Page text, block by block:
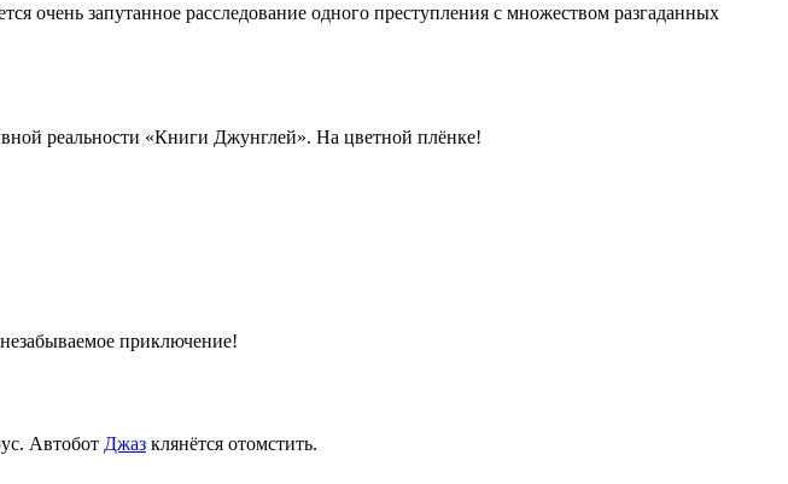
очень запутанное расследование одного преступления с множеством разгаданных
реальности «Книги Джунглей». На цветной плёнке!
приключение!
Автобот Джаз клянётся отомстить.